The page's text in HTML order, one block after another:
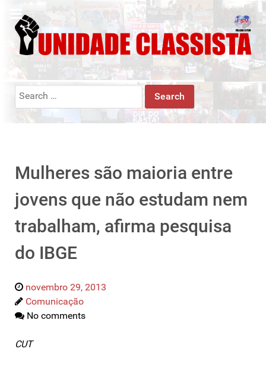
Search
Mulheres são maioria entre
jovens que não estudam nem
trabalham, afirma pesquisa
do IBGE
novembro 29, 2013
Comunicação
No comments
CUT